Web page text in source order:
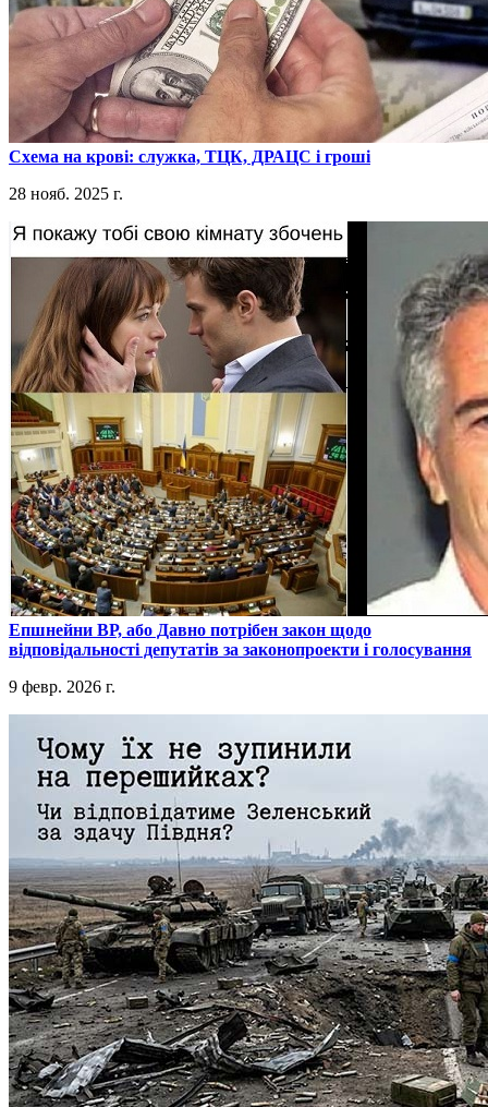
​Схема на крові: служка, ТЦК, ДРАЦС і гроші
28 нояб. 2025 г.
​Епшнейни ВР, або Давно потрібен закон щодо
відповідальності депутатів за законопроекти і голосування
9 февр. 2026 г.